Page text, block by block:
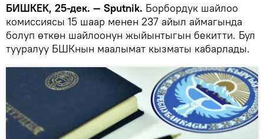
БИШКЕК, 25-дек. — Sputnik. Борбордук шайлоо
комиссиясы 15 шаар менен 237 айыл аймагында
болуп өткөн шайлоонун жыйынтыгын бекитти. Бул
тууралуу БШКнын маалымат кызматы кабарлады.